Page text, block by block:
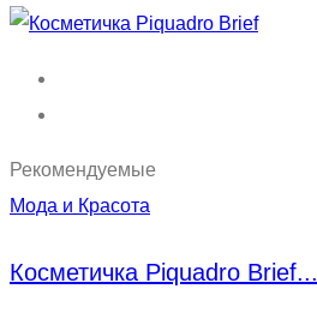
Рекомендуемые
Мода и Красота
Косметичка Piquadro Brief...